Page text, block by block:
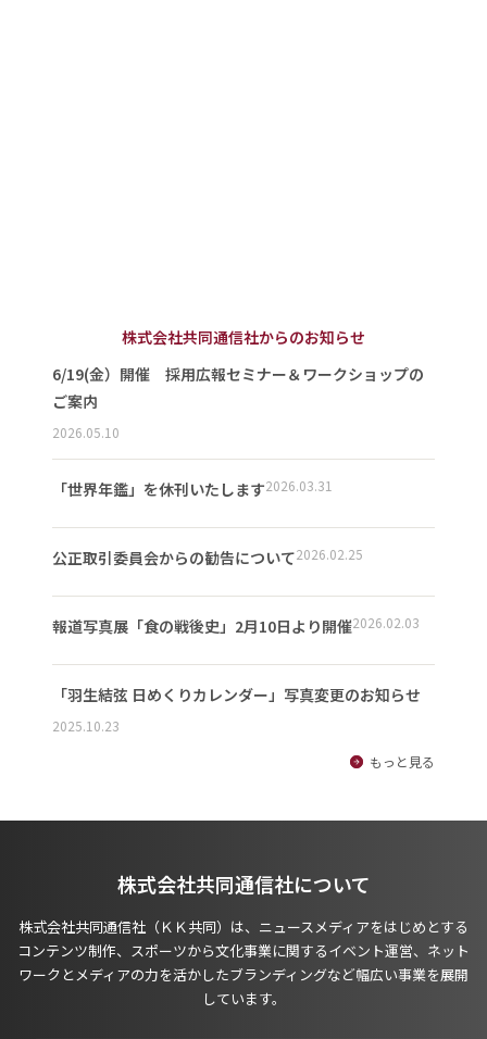
株式会社共同通信社からのお知らせ
6/19(金）開催 採用広報セミナー＆ワークショップの
ご案内
2026.05.10
「世界年鑑」を休刊いたします2026.03.31
公正取引委員会からの勧告について2026.02.25
報道写真展「食の戦後史」2月10日より開催2026.02.03
「羽生結弦 日めくりカレンダー」写真変更のお知らせ
2025.10.23
もっと見る
株式会社共同通信社について
株式会社共同通信社（ＫＫ共同）は、ニュースメディアをはじめとする
コンテンツ制作、スポーツから文化事業に関するイベント運営、ネット
ワークとメディアの力を活かしたブランディングなど幅広い事業を展開
しています。